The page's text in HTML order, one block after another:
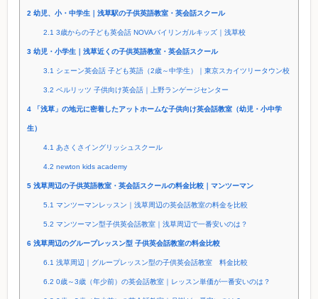
2 幼児、小・中学生｜浅草駅の子供英語教室・英会話スクール
2.1 3歳からの子ども英会話 NOVAバイリンガルキッズ｜浅草校
3 幼児・小学生｜浅草近くの子供英語教室・英会話スクール
3.1 シェーン英会話 子ども英語（2歳～中学生）｜東京スカイツリータウン校
3.2 ベルリッツ 子供向け英会話｜上野ランゲージセンター
4 「浅草」の地元に密着したアットホームな子供向け英会話教室（幼児・小中学
生）
4.1 あさくさイングリッシュスクール
4.2 newton kids academy
5 浅草周辺の子供英語教室・英会話スクールの料金比較｜マンツーマン
5.1 マンツーマンレッスン｜浅草周辺の英会話教室の料金を比較
5.2 マンツーマン型子供英会話教室｜浅草周辺で一番安いのは？
6 浅草周辺のグループレッスン型 子供英会話教室の料金比較
6.1 浅草周辺｜グループレッスン型の子供英会話教室 料金比較
6.2 0歳～3歳（年少前）の英会話教室｜レッスン単価が一番安いのは？